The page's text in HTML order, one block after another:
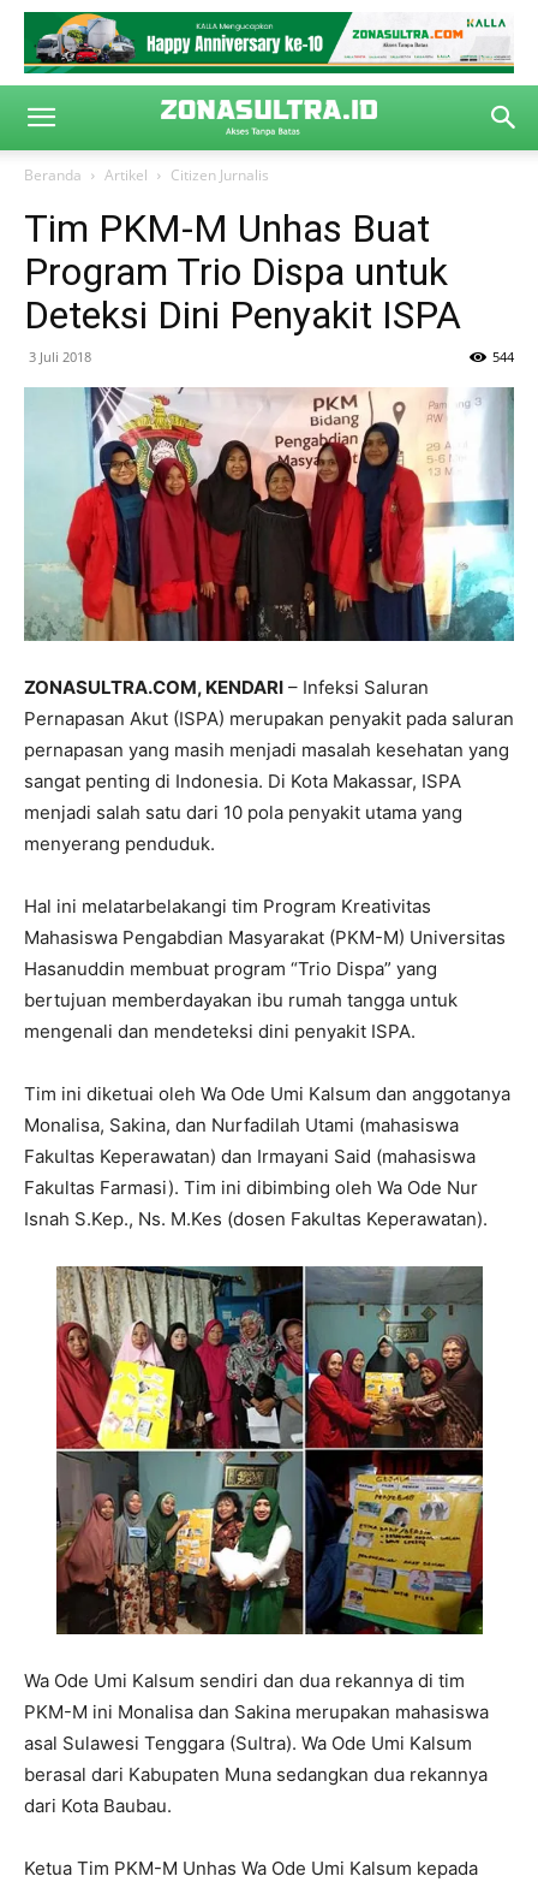
Beranda Artikel Citizen Jurnalis
Tim PKM-M Unhas Buat
Program Trio Dispa untuk
Deteksi Dini Penyakit ISPA
3 Juli 2018 544
ZONASULTRA.COM, KENDARI – Infeksi Saluran
Pernapasan Akut (ISPA) merupakan penyakit pada saluran
pernapasan yang masih menjadi masalah kesehatan yang
sangat penting di Indonesia. Di Kota Makassar, ISPA
menjadi salah satu dari 10 pola penyakit utama yang
menyerang penduduk.
Hal ini melatarbelakangi tim Program Kreativitas
Mahasiswa Pengabdian Masyarakat (PKM-M) Universitas
Hasanuddin membuat program “Trio Dispa” yang
bertujuan memberdayakan ibu rumah tangga untuk
mengenali dan mendeteksi dini penyakit ISPA.
Tim ini diketuai oleh Wa Ode Umi Kalsum dan anggotanya
Monalisa, Sakina, dan Nurfadilah Utami (mahasiswa
Fakultas Keperawatan) dan Irmayani Said (mahasiswa
Fakultas Farmasi). Tim ini dibimbing oleh Wa Ode Nur
Isnah S.Kep., Ns. M.Kes (dosen Fakultas Keperawatan).
Wa Ode Umi Kalsum sendiri dan dua rekannya di tim
PKM-M ini Monalisa dan Sakina merupakan mahasiswa
asal Sulawesi Tenggara (Sultra). Wa Ode Umi Kalsum
berasal dari Kabupaten Muna sedangkan dua rekannya
dari Kota Baubau.
Ketua Tim PKM-M Unhas Wa Ode Umi Kalsum kepada